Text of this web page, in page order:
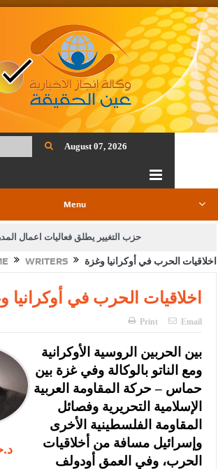
August 07, 2026
Menu
حزب التغيير يطلق فعاليات اعمال
الجيش يفتح باب التجنيد لحملة البكالوريوس في
بيان اجتماع عمّان:دعم الوصاية الهاشمية
الأمن يتلف 16 مليون حبة كبتاجون و1480 كغم مواد مخدرة
النواب يقر مشروع تعديل قانون
القاضي يلتقي رؤساء تحرير الصحف اليومية ويؤكد
على شراكة فاعلة مع الإعلام
دعوة المكلفين بخدمة العلم (الدفعة الثالثة) إلى
WRITERS اخلاقيات الحرب في أوكرانيا وغزة
اخلاقيات الحرب في أوكرانيا
Print Email
بين الحربين الروسية الأوكرانية
ومع الناتو بالوكالة وفي غزة بين
حماس – حركة المقاومة العربية
الإسلامية التحريرية وفصائل
المقاومة الفلسطينية الأخرى
وإسرائيل مسافة من أخلاقيات
الحرب، وفي العمق أودولف